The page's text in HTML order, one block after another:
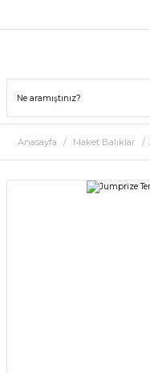
Anasayfa Maket Balıklar